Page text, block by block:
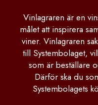
Vinlagraren är en
målet att inspirera
viner. Vinlagraren
till Systembolaget,
som är beställare
Därför ska du
Systembolagets